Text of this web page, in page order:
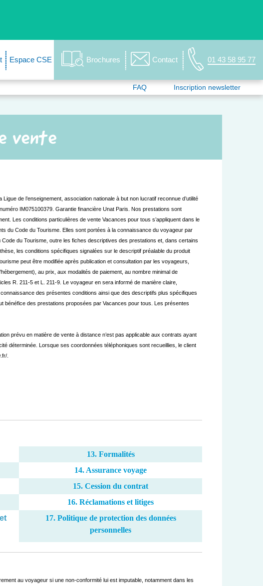
Espace CSE Brochures Contact 01 43 58 95 77
FAQ Inscription newsletter
vente
de l’enseignement, association nationale à but non lucratif reconnue d’utilité
IM075100379. Garantie financière Unat Paris. Nos prestations sont
Les conditions particulières de vente Vacances pour tous s’appliquent dans le
du Code du Tourisme. Elles sont portées à la connaissance du voyageur par
du Tourisme, outre les fiches descriptives des prestations et, dans certains
les conditions spécifiques signalées sur le descriptif préalable du produit
peut être modifiée après publication et consultation par les voyageurs,
au prix, aux modalités de paiement, au nombre minimal de
R. 211-5 et L. 211-9. Le voyageur en sera informé de manière claire,
des présentes conditions ainsi que des descriptifs plus spécifiques
bénéfice des prestations proposées par Vacances pour tous. Les présentes
prévu en matière de vente à distance n’est pas applicable aux contrats ayant
déterminée. Lorsque ses coordonnées téléphoniques sont recueillies, le client
.
13. Formalités
14. Assurance voyage
15. Cession du contrat
16. Réclamations et litiges
17. Politique de protection des données
personnelles
au voyageur si une non-conformité lui est imputable, notamment dans les